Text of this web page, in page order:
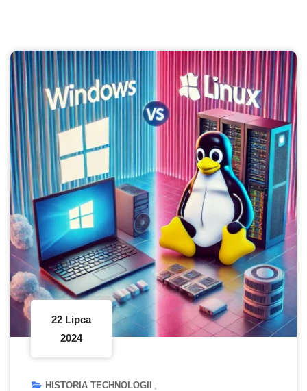
22 Lipca
2024
HISTORIA TECHNOLOGII